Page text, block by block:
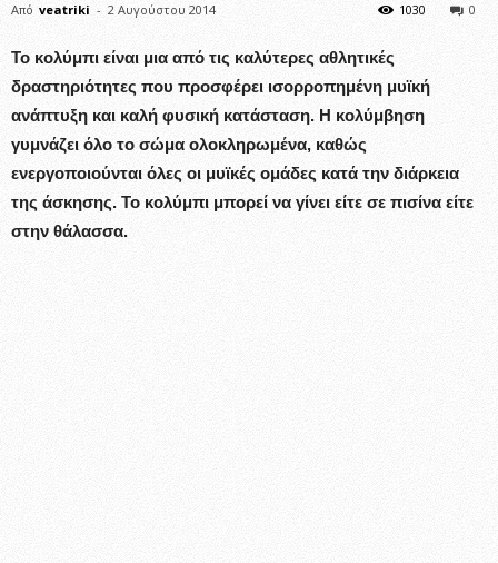
Από veatriki - 2 Αυγούστου 2014 0
1030
Το κολύμπι είναι μια από τις καλύτερες αθλητικές
δραστηριότητες που προσφέρει ισορροπημένη μυϊκή
ανάπτυξη και καλή φυσική κατάσταση. Η κολύμβηση
γυμνάζει όλο το σώμα ολοκληρωμένα, καθώς
ενεργοποιούνται όλες οι μυϊκές ομάδες κατά την διάρκεια
της άσκησης. Το κολύμπι μπορεί να γίνει είτε σε πισίνα είτε
στην θάλασσα.